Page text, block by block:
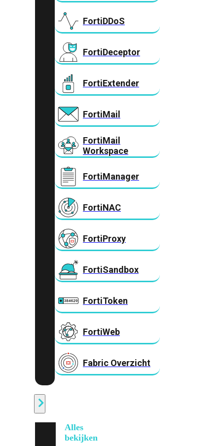
FortiDDoS
FortiDeceptor
FortiExtender
FortiMail
FortiMail
Workspace
FortiManager
FortiNAC
FortiProxy
FortiSandbox
FortiToken
FortiWeb
Fabric Overzicht
Alles
bekijken